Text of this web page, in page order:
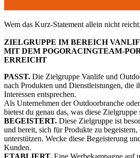
Wem das Kurz-Statement allein nicht
ZIELGRUPPE IM BEREICH
MIT DEM POGORACINGTEAM-
ERREICHT
PASST. Die Zielgruppe Vanlife und
nach Produkten und Dienstleistungen, die
Interessen entsprechen.
Als Unternehmen der Outdoorbranche
bietest du genau das, was diese Zielgruppe
BEGEISTERT. Diese Zielgruppe ist
und bereit, sich für Produkte zu
unterstützen. Wecke diese Begeisterung
Kunden.